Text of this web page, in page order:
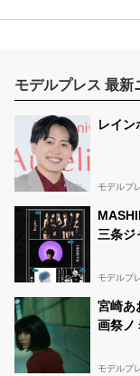
モデルプレス 最新
レイン
モデルプ
三条ジ
モデルプ
宮崎あ
画祭ノ
の人物
モデルプ